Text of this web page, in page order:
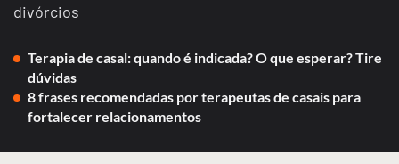
divórcios
Terapia de casal: quando é indicada? O que esperar? Tire
dúvidas
8 frases recomendadas por terapeutas de casais para
fortalecer relacionamentos